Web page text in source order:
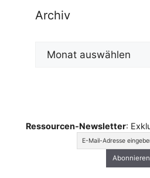
Archiv
Archiv
Ressourcen-Newsletter: